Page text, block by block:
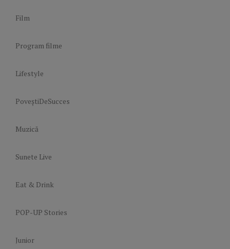
Film
Program filme
Lifestyle
PoveștiDeSucces
Muzică
Sunete Live
Eat & Drink
POP-UP Stories
Junior